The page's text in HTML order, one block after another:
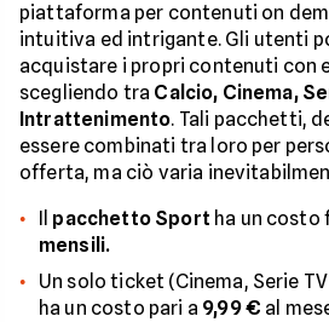
piattaforma per contenuti on
intuitiva ed intrigante. Gli utenti
acquistare i propri contenuti con
scegliendo tra Calcio, Cinema,
Intrattenimento. Tali pacchetti,
essere combinati tra loro per
offerta, ma ciò varia
pacchetto Sport ha un costo
mensili.
Un solo ticket (Cinema, Serie
ha un costo pari a 9,99 € al